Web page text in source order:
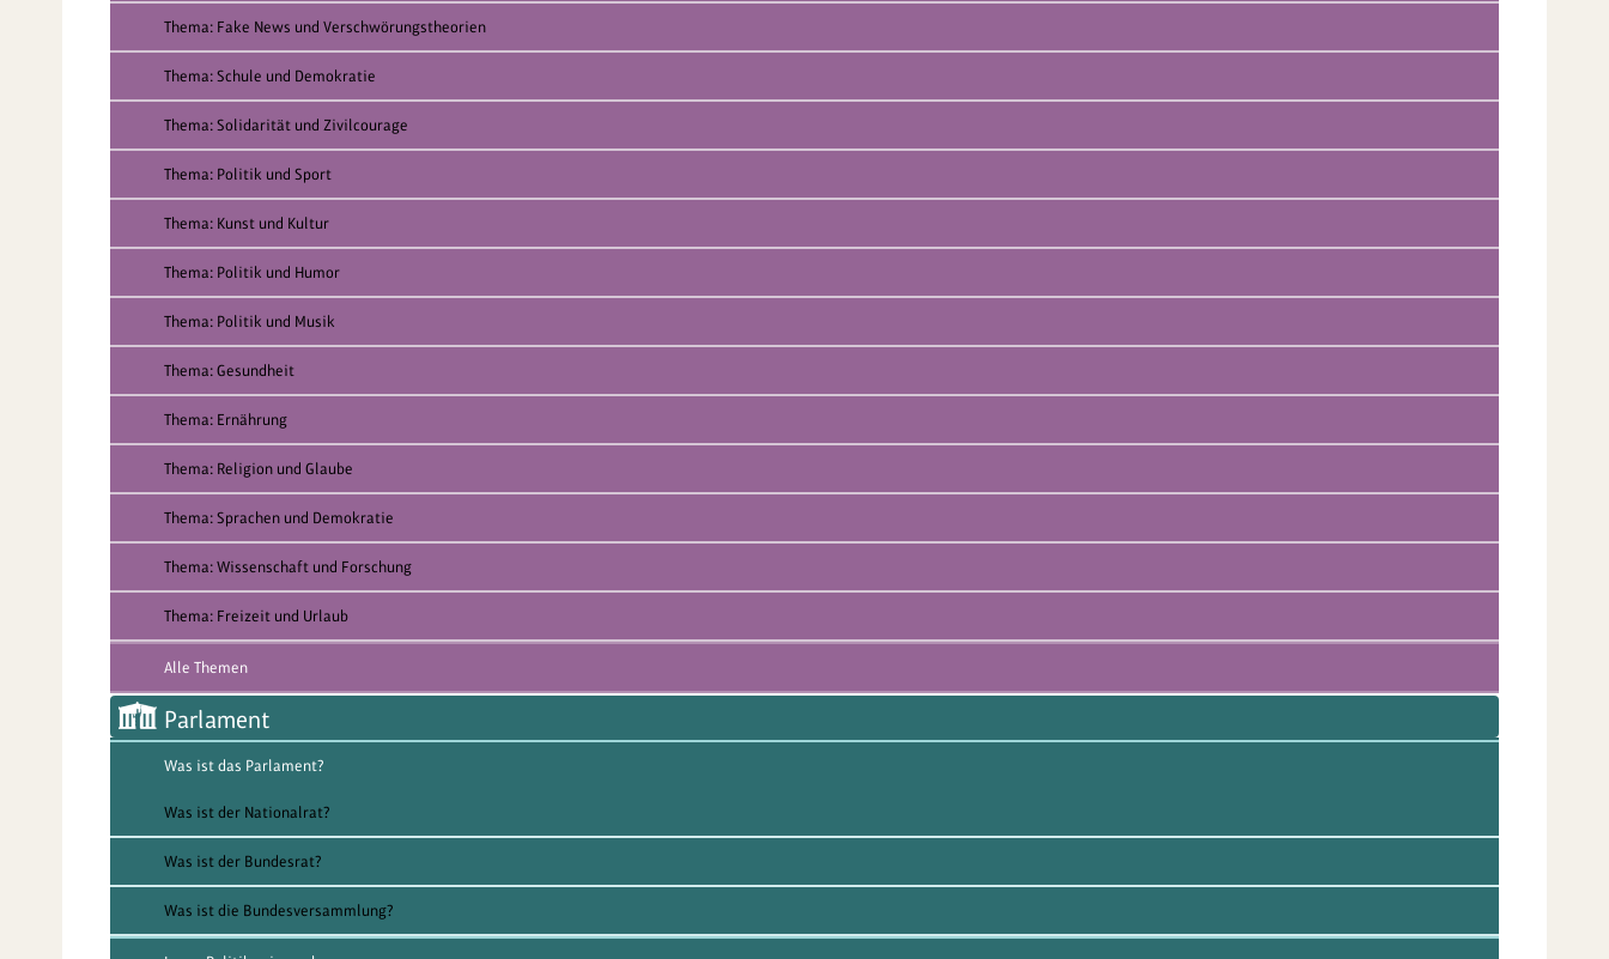
Thema: Fake News und Verschwörungstheorien
Thema: Schule und Demokratie
Thema: Solidarität und Zivilcourage
Thema: Politik und Sport
Thema: Kunst und Kultur
Thema: Politik und Humor
Thema: Politik und Musik
Thema: Gesundheit
Thema: Ernährung
Thema: Religion und Glaube
Thema: Sprachen und Demokratie
Thema: Wissenschaft und Forschung
Thema: Freizeit und Urlaub
Alle Themen
Parlament
Was ist das Parlament?
Was ist der Nationalrat?
Was ist der Bundesrat?
Was ist die Bundesversammlung?